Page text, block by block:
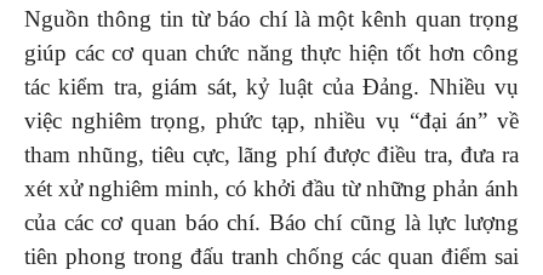
Nguồn thông tin từ báo chí là một kênh quan trọng
giúp các cơ quan chức năng thực hiện tốt hơn công
tác kiểm tra, giám sát, kỷ luật của Đảng. Nhiều vụ
việc nghiêm trọng, phức tạp, nhiều vụ “đại án” về
tham nhũng, tiêu cực, lãng phí được điều tra, đưa ra
xét xử nghiêm minh, có khởi đầu từ những phản ánh
của các cơ quan báo chí. Báo chí cũng là lực lượng
tiên phong trong đấu tranh chống các quan điểm sai